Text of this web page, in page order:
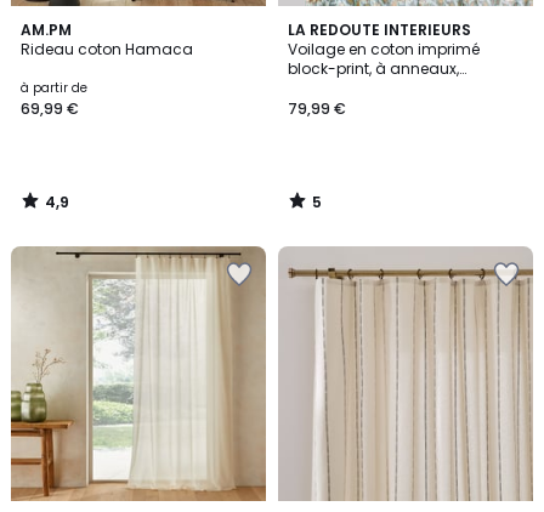
AM.PM
Rideau coton Hamaca
à partir de
69,99 €
4,9
/ 5
4,9
/
LA REDOUTE INTERIEURS
Voilage en coton imprimé
block-print, à anneaux,
79,99 €
5
/
5
5
/